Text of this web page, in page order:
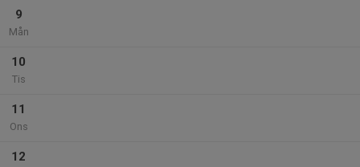
9
Mån
10
Tis
11
Ons
12